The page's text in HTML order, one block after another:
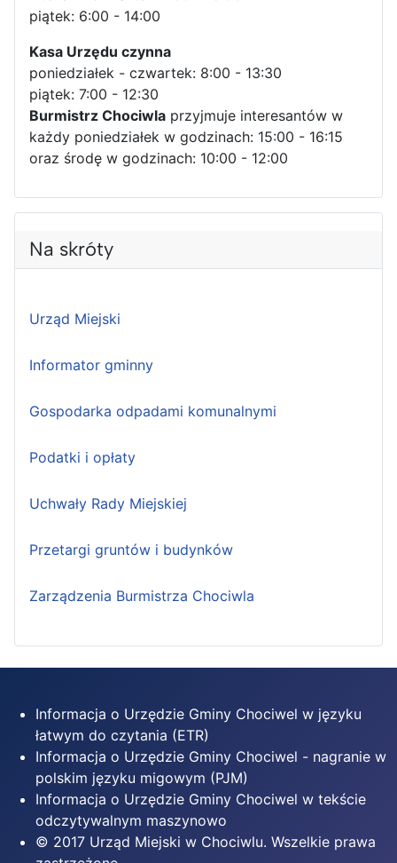
piątek: 6:00 - 14:00
Kasa Urzędu czynna
poniedziałek - czwartek: 8:00 - 13:30
piątek: 7:00 - 12:30
Burmistrz Chociwla przyjmuje interesantów w
każdy poniedziałek w godzinach: 15:00 - 16:15
oraz środę w godzinach: 10:00 - 12:00
Na skróty
Urząd Miejski
Informator gminny
Gospodarka odpadami komunalnymi
Podatki i opłaty
Uchwały Rady Miejskiej
Przetargi gruntów i budynków
Zarządzenia Burmistrza Chociwla
Informacja o Urzędzie Gminy Chociwel w języku
łatwym do czytania (ETR)
Informacja o Urzędzie Gminy Chociwel - nagranie w
polskim języku migowym (PJM)
Informacja o Urzędzie Gminy Chociwel w tekście
odczytywalnym maszynowo
© 2017 Urząd Miejski w Chociwlu. Wszelkie prawa